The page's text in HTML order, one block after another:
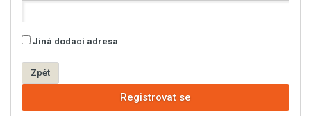
Jiná dodací adresa
Zpět
Registrovat se